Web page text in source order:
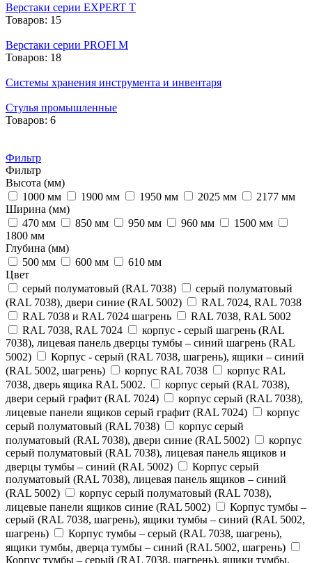
Верстаки серии EXPERT T
Товаров: 15
Верстаки серии PROFI M
Товаров: 18
Системы хранения инструмента и инвентаря
Стулья промышленные
Товаров: 6
Фильтр
Фильтр
Высота (мм)
1000 мм
1900 мм 1950 мм 2025 мм
2177 мм
Ширина (мм)
470 мм
850 мм 950 мм 960 мм
1500 мм
1800 мм
Глубина (мм)
500 мм
600 мм
610 мм
Цвет
cерый полуматовый (RAL 7038)
cерый полуматовый
(RAL 7038), двери синие (RAL 5002)
RAL 7024, RAL 7038
RAL 7038 и RAL 7024 шагрень
RAL 7038, RAL 5002
RAL 7038, RAL 7024
корпус - серый шагрень (RAL
7038), лицевая панель дверцы тумбы – синий шагрень (RAL
5002)
Корпус - серый (RAL 7038, шагрень), ящики – синий
(RAL 5002, шагрень)
корпус RAL 7038
корпус RAL
7038, дверь ящика RAL 5002.
корпус серый (RAL 7038),
двери серый графит (RAL 7024)
корпус серый (RAL 7038),
лицевые панели ящиков серый графит (RAL 7024)
корпус
серый полуматовый (RAL 7038)
корпус серый
полуматовый (RAL 7038), двери синие (RAL 5002)
корпус
серый полуматовый (RAL 7038), лицевая панель ящиков и
дверцы тумбы – синий (RAL 5002)
Корпус серый
полуматовый (RAL 7038), лицевая панель ящиков – синий
(RAL 5002)
корпус серый полуматовый (RAL 7038),
лицевые панели ящиков синие (RAL 5002)
Корпус тумбы –
серый (RAL 7038, шагрень), ящики тумбы – синий (RAL 5002,
шагрень)
Корпус тумбы – серый (RAL 7038, шагрень),
ящики тумбы, дверца тумбы – синий (RAL 5002, шагрень)
Корпус тумбы – серый (RAL 7038, шагрень), ящики тумбы,